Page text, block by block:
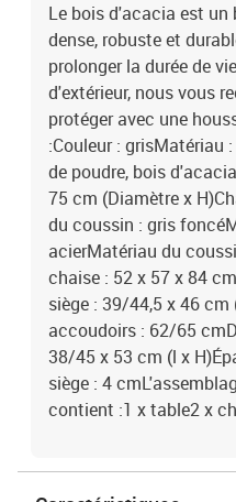
Le bois d'acacia est
dense, robuste et
prolonger la durée de
d'extérieur, nous vous
protéger avec une
:Couleur : grisMatériau
de poudre, bois
75 cm (Diamètre x
du coussin : gris
acierMatériau du
chaise : 52 x 57 x 84
siège : 39/44,5 x 46 cm
accoudoirs : 62/65
38/45 x 53 cm (l x
siège : 4
contient :1 x table2 x